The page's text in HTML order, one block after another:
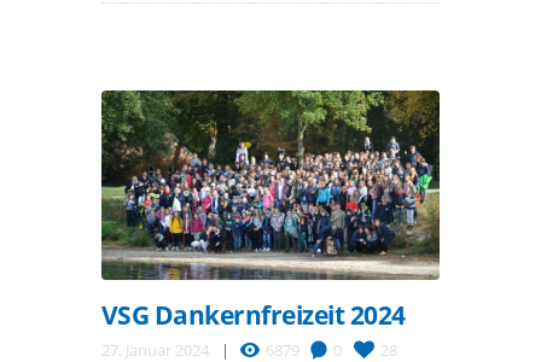
VSG Dankernfreizeit 2024
27. Januar 2024 6879 0 28